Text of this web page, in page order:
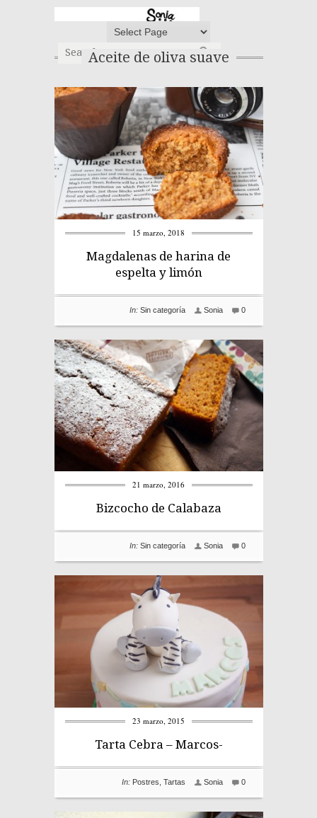
Aceite de oliva suave
15 marzo, 2018
Magdalenas de harina de
espelta y limón
0
Sonia
In: Sin categoría
21 marzo, 2016
Bizcocho de Calabaza
0
Sonia
In: Sin categoría
23 marzo, 2015
Tarta Cebra – Marcos-
0
Sonia
In: Postres Tartas